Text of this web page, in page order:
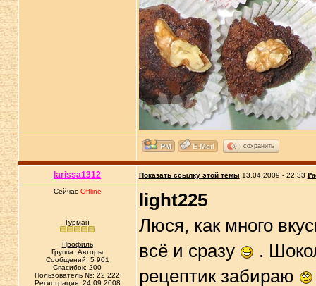
сохранить
larissa1312 Показать ссылку этой темы 13.04.2009 - 22:33
Сейчас Offline
Гурман
Профиль
Группа: Авторы
Сообщений: 5 901
Спасибок: 200
Пользователь №: 22 222
Регистрация: 24.09.2008
light225
Люся, как много
всё и сразу
.
рецептик забираю